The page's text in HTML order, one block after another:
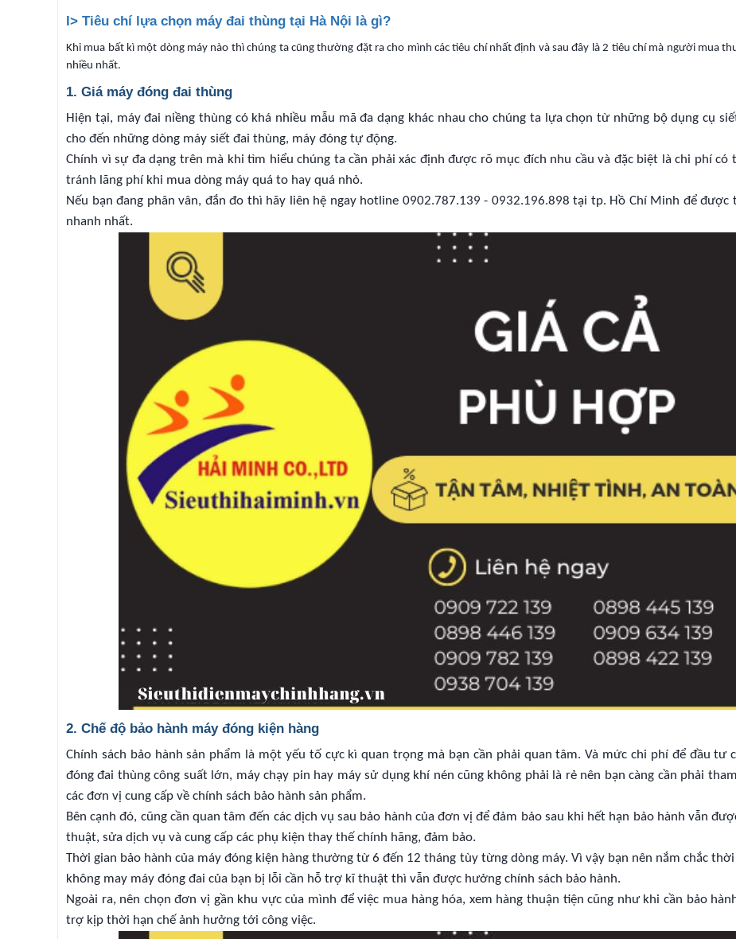
I> Tiêu chí lựa chọn máy đai thùng tại Hà Nội là gì?
Khi mua bất kì một dòng máy nào thì chúng ta cũng thường đặt ra cho mình các tiêu chí nhất định và sau đây là 2 tiêu chí mà người mua
nhiều nhất.
1. Giá máy đóng đai thùng
Hiện tại, máy đai niềng thùng có khá nhiều mẫu mã đa dạng khác nhau cho chúng ta lựa chọn từ những bộ dụng cụ
cho đến những dòng máy siết đai thùng, máy đóng tự động.
Chính vì sự đa dạng trên mà khi tìm hiểu chúng ta cần phải xác định được rõ mục đích nhu cầu và đặc biệt là chi phí có
tránh lãng phí khi mua dòng máy quá to hay quá nhỏ.
Nếu bạn đang phân vân, đắn đo thì hãy liên hệ ngay hotline 0902.787.139 - 0932.196.898 tại tp. Hồ Chí Minh để
nhanh nhất.
2. Chế độ bảo hành máy đóng kiện hàng
Chính sách bảo hành sản phẩm là một yếu tố cực kì quan trọng mà bạn cần phải quan tâm. Và mức chi phí để đầu tư
đóng đai thùng công suất lớn, máy chạy pin hay máy sử dụng khí nén cũng không phải là rẻ nên bạn càng cần phải
các đơn vị cung cấp về chính sách bảo hành sản phẩm.
Bên cạnh đó, cũng cần quan tâm đến các dịch vụ sau bảo hành của đơn vị để đảm bảo sau khi hết hạn bảo hành vẫn
thuật, sửa dịch vụ và cung cấp các phụ kiện thay thế chính hãng, đảm bảo.
Thời gian bảo hành của máy đóng kiện hàng thường từ 6 đến 12 tháng tùy từng dòng máy. Vì vậy bạn nên nắm chắc thời
không may máy đóng đai của bạn bị lỗi cần hỗ trợ kĩ thuật thì vẫn được hưởng chính sách bảo hành.
Ngoài ra, nên chọn đơn vị gần khu vực của mình để việc mua hàng hóa, xem hàng thuận tiện cũng như khi cần bảo
trợ kịp thời hạn chế ảnh hưởng tới công việc.